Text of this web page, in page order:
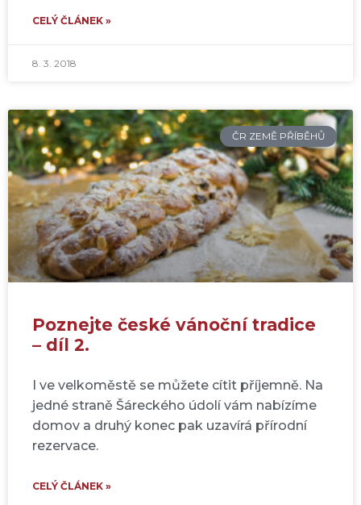
CELÝ ČLÁNEK »
8. 3. 2018
ČR ZEMĚ PŘÍBĚHŮ
Poznejte české vánoční tradice
– díl 2.
I ve velkoměstě se můžete cítit příjemně. Na
jedné straně Šáreckého údolí vám nabízíme
domov a druhý konec pak uzavírá přírodní
rezervace.
CELÝ ČLÁNEK »